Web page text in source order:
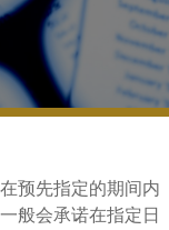
预先指定的期间内
般会承诺在指定日